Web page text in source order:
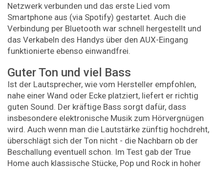
Netzwerk verbunden und das erste Lied vom
Smartphone aus (via Spotify) gestartet. Auch die
Verbindung per Bluetooth war schnell hergestellt und
das Verkabeln des Handys über den AUX-Eingang
funktionierte ebenso einwandfrei.
Guter Ton und viel Bass
Ist der Lautsprecher, wie vom Hersteller empfohlen,
nahe einer Wand oder Ecke platziert, liefert er richtig
guten Sound. Der kräftige Bass sorgt dafür, dass
insbesondere elektronische Musik zum Hörvergnügen
wird. Auch wenn man die Lautstärke zünftig hochdreht,
überschlägt sich der Ton nicht - die Nachbarn ob der
Beschallung eventuell schon. Im Test gab der True
Home auch klassische Stücke, Pop und Rock in hoher